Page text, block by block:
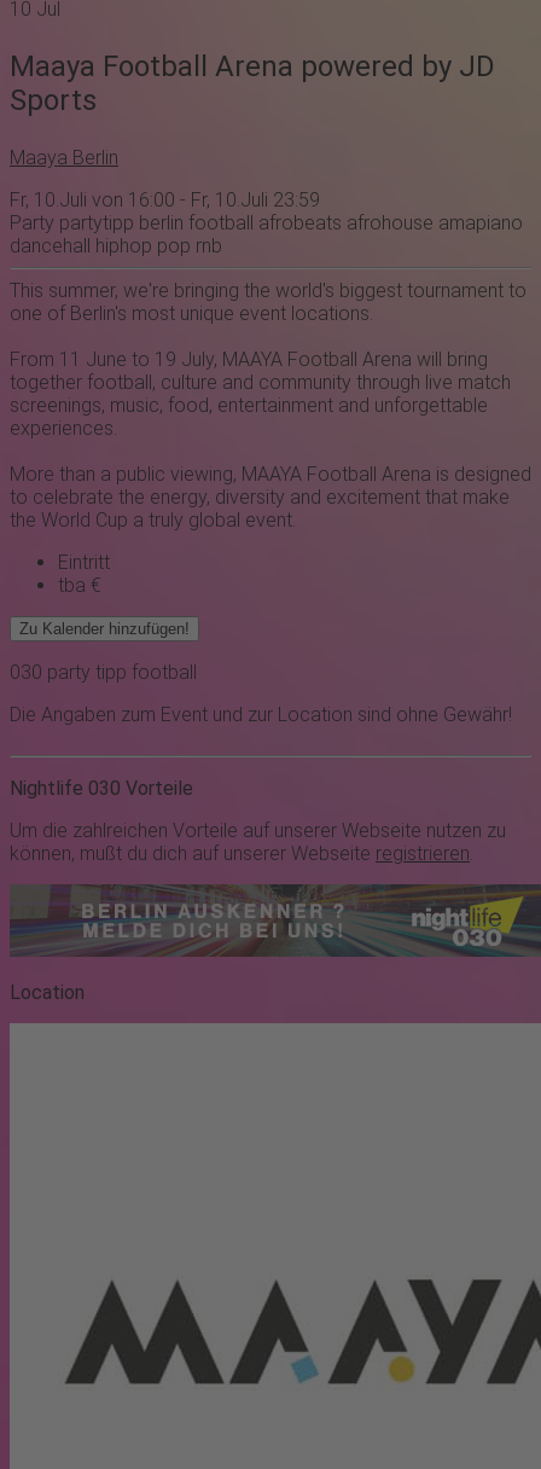
10 Jul
Maaya Football Arena powered by JD
Sports
Maaya Berlin
Fr, 10.Juli von 16:00 - Fr, 10.Juli 23:59
Party partytipp berlin football afrobeats afrohouse amapiano
dancehall
hiphop pop rnb
This summer, we're bringing the world's biggest tournament to
one of Berlin's most unique event locations.
From 11 June to 19 July, MAAYA Football Arena will bring
together football, culture and community through live match
screenings, music, food, entertainment and unforgettable
experiences.
More than a public viewing, MAAYA Football Arena is designed
to celebrate the energy, diversity and excitement that make
the World Cup a truly global event.
Eintritt
tba €
Zu Kalender hinzufügen!
030 party tipp football
Die Angaben zum Event und zur Location sind ohne Gewähr!
Nightlife 030 Vorteile
Um die zahlreichen Vorteile auf unserer Webseite nutzen zu
können, mußt du dich auf unserer Webseite registrieren.
Location